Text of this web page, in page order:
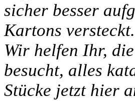
sicher besser
Kartons versteckt.
Wir helfen Ihr,
besucht, alles
Stücke jetzt hier